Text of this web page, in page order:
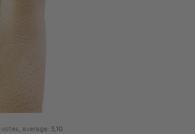
votes, average: 3,10